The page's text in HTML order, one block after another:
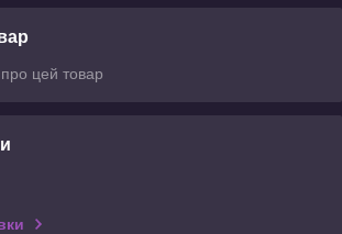
цей товар